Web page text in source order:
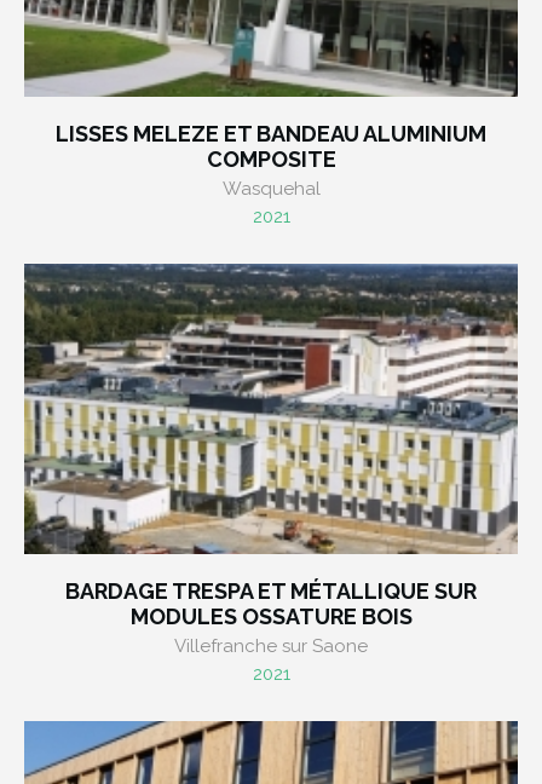
LISSES MELEZE ET BANDEAU ALUMINIUM
COMPOSITE
Wasquehal
2021
BARDAGE TRESPA ET MÉTALLIQUE SUR
MODULES OSSATURE BOIS
Villefranche sur Saone
2021